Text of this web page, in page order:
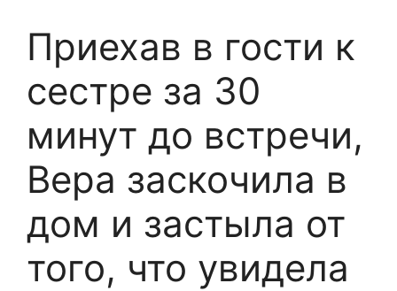
Приехав в гости к
сестре за 30
минут до встречи,
Вера заскочила в
дом и застыла от
того, что увидела